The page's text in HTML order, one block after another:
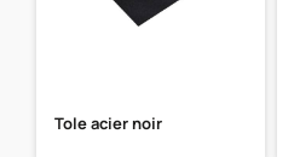
Tole acier noir